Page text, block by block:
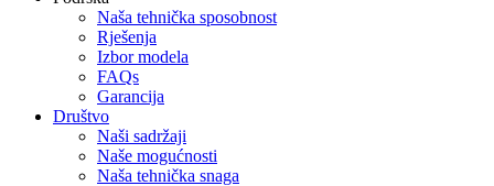
Naša tehnička sposobnost
Rješenja
Izbor modela
FAQs
Garancija
Društvo
Naši sadržaji
Naše mogućnosti
Naša tehnička snaga